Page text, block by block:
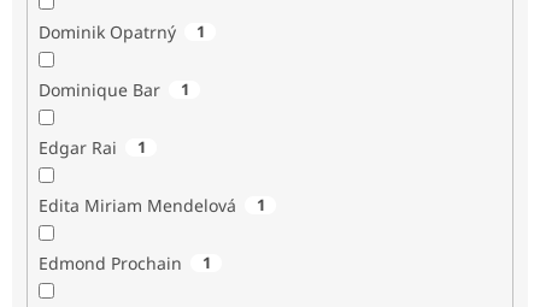
Dominik Opatrný 1
Dominique Bar 1
Edgar Rai 1
Edita Miriam Mendelová 1
Edmond Prochain 1